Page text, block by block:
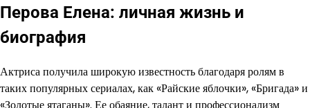
Перова Елена: личная жизнь и
биография
Актриса получила широкую известность благодаря ролям в
таких популярных сериалах, как «Райские яблочки», «Бригада» и
«Золотые ятаганы». Ее обаяние, талант и профессионализм